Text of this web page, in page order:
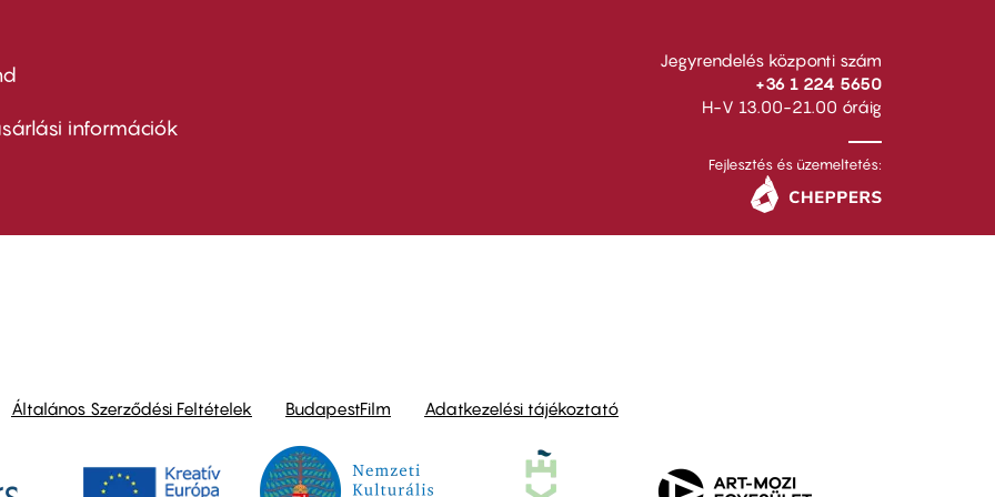
információk
Jegyrendelés központi szám
+36 1 224 5650
H-V 13.00-21.00 óráig
Fejlesztés és üzemeltetés:
Általános Szerződési Feltételek BudapestFilm Adatkezelési tájékoztató